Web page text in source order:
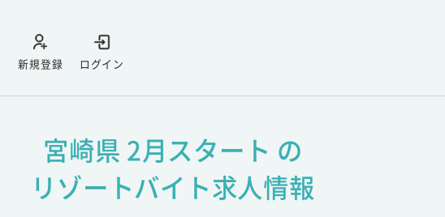
ログイン
新規登録
宮崎県 2月スタート の
リゾートバイト求人情報